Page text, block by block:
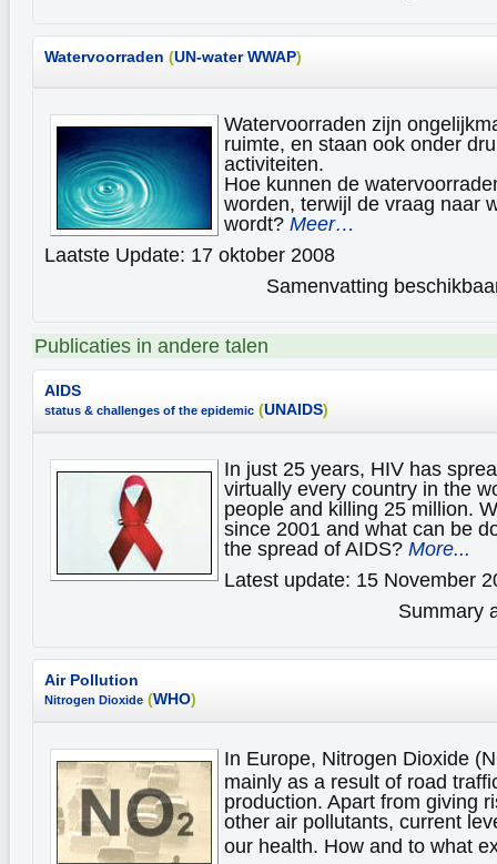
Watervoorraden (UN-water WWAP)
Watervoorraden zijn
ruimte, en staan ook onder
activiteiten.
Hoe kunnen de
worden, terwijl de vraag naar
wordt? Meer…
Laatste Update: 17 oktober 2008
Samenvatting
Publicaties in andere talen
AIDS
status & challenges of the epidemic (UNAIDS)
In just 25 years, HIV has
virtually every country in the
people and killing 25 million.
since 2001 and what can be
the spread of AIDS? More...
Latest update: 15 November
Summary
Air Pollution
Nitrogen Dioxide (WHO)
In Europe, Nitrogen Dioxide
mainly as a result of road
production. Apart from giving
other air pollutants, current
our health. How and to what